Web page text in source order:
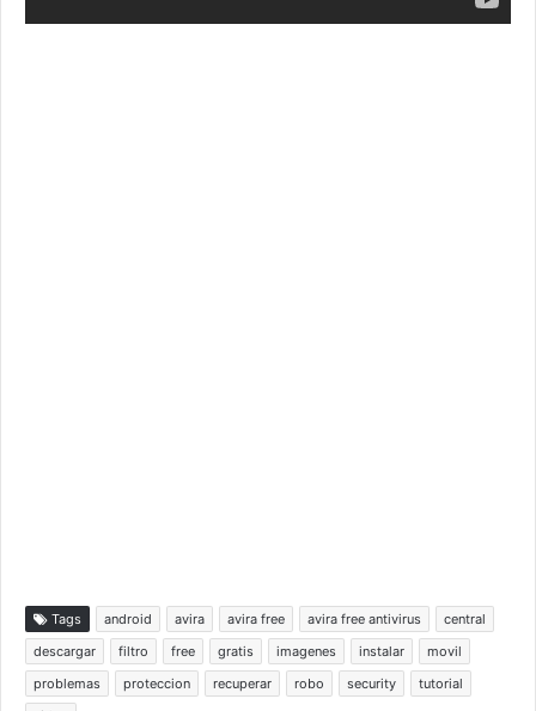
Tags android avira avira free avira free antivirus
central
descargar
filtro free gratis imagenes instalar
movil
problemas
proteccion recuperar robo security
tutorial